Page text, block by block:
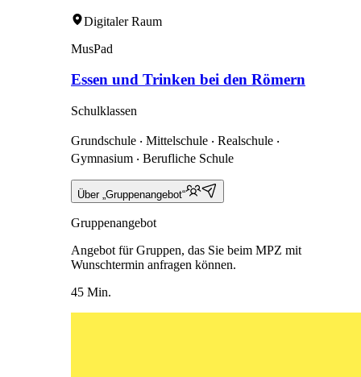
Digitaler Raum
MusPad
Essen und Trinken bei den Römern
Schulklassen
Grundschule ‧ Mittelschule ‧ Realschule ‧
Gymnasium ‧ Berufliche Schule
Über „Gruppenangebot“
Gruppenangebot
Angebot für Gruppen, das Sie beim MPZ mit
Wunschtermin anfragen können.
45 Min.